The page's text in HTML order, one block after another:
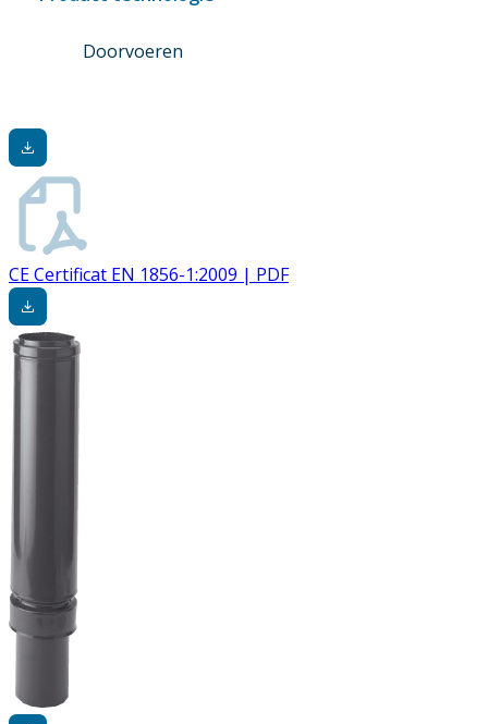
Doorvoeren
CE Certificat EN 1856-1:2009 | PDF